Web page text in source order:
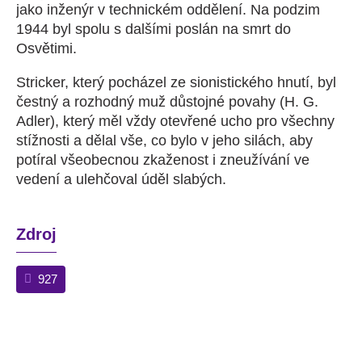
jako inženýr v technickém oddělení. Na podzim
1944 byl spolu s dalšími poslán na smrt do
Osvětimi.
Stricker, který pocházel ze sionistického hnutí, byl
čestný a rozhodný muž důstojné povahy (H. G.
Adler), který měl vždy otevřené ucho pro všechny
stížnosti a dělal vše, co bylo v jeho silách, aby
potíral všeobecnou zkaženost i zneužívání ve
vedení a ulehčoval úděl slabých.
Zdroj
927